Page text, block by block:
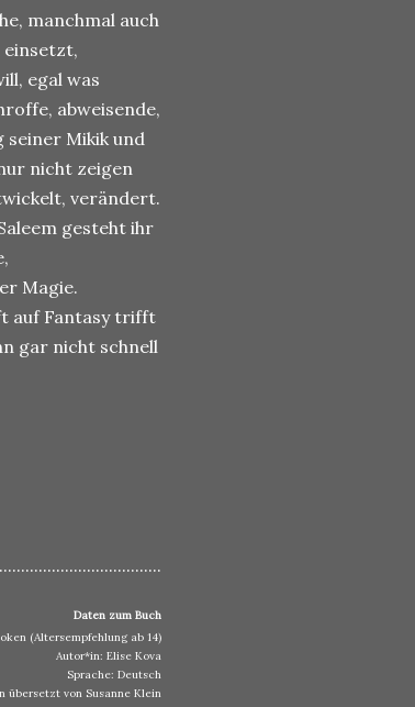
manchmal auch
einsetzt,
egal was
abweisende,
seiner Mikik und
nicht zeigen
verändert.
gesteht ihr
Magie.
auf Fantasy trifft
gar nicht schnell
Daten zum Buch
(Altersempfehlung ab 14)
Autor*in: Elise Kova
Sprache: Deutsch
übersetzt von Susanne Klein